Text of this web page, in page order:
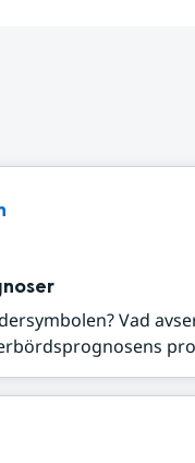
Vad